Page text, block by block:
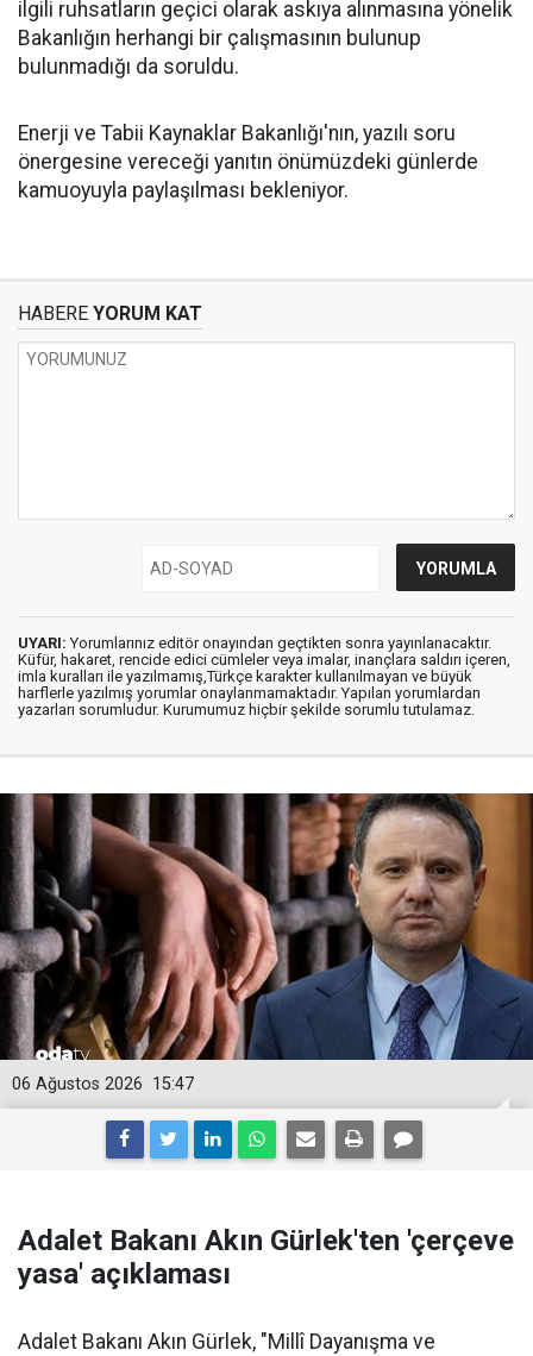
ilgili ruhsatların geçici olarak askıya alınmasına yönelik
Bakanlığın herhangi bir çalışmasının bulunup
bulunmadığı da soruldu.
Enerji ve Tabii Kaynaklar Bakanlığı'nın, yazılı soru
önergesine vereceği yanıtın önümüzdeki günlerde
kamuoyuyla paylaşılması bekleniyor.
HABERE YORUM KAT
UYARI: Yorumlarınız editör onayından geçtikten sonra yayınlanacaktır.
Küfür, hakaret, rencide edici cümleler veya imalar, inançlara saldırı içeren,
imla kuralları ile yazılmamış,Türkçe karakter kullanılmayan ve büyük
harflerle yazılmış yorumlar onaylanmamaktadır. Yapılan yorumlardan
yazarları sorumludur. Kurumumuz hiçbir şekilde sorumlu tutulamaz.
15:47
06 Ağustos 2026
Adalet Bakanı Akın Gürlek'ten 'çerçeve
yasa' açıklaması
Adalet Bakanı Akın Gürlek, "Millî Dayanışma ve